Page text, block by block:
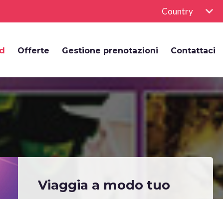
Country
Offerte Gestione prenotazioni Contattaci
Viaggia a modo tuo